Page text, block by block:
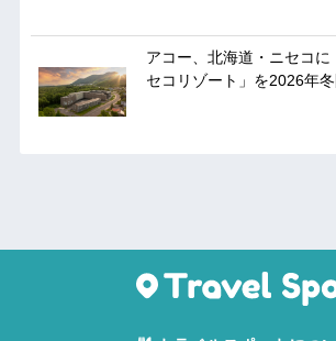
アコー、北海道・ニセコに
セコリゾート」を2026年